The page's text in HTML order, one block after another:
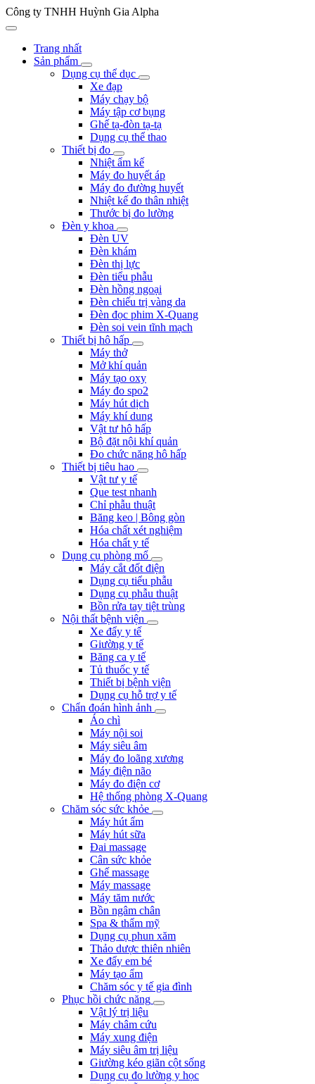
Công ty TNHH Huỳnh Gia Alpha
Trang nhất
Sản phẩm
Dụng cụ thể dục
Xe đạp
Máy chạy bộ
Máy tập cơ bụng
Ghế tạ-đòn tạ-tạ
Dụng cụ thể thao
Thiết bị đo
Nhiệt ẩm kế
Máy đo huyết áp
Máy đo đường huyết
Nhiệt kế đo thân nhiệt
Thước bị đo lường
Đèn y khoa
Đèn UV
Đèn khám
Đèn thị lực
Đèn tiểu phẫu
Đèn hồng ngoại
Đèn chiếu trị vàng da
Đèn đọc phim X-Quang
Đèn soi vein tĩnh mạch
Thiết bị hô hấp
Máy thở
Mở khí quản
Máy tạo oxy
Máy đo spo2
Máy hút dịch
Máy khí dung
Vật tư hô hấp
Bộ đặt nội khí quản
Đo chức năng hô hấp
Thiết bị tiêu hao
Vật tư y tế
Que test nhanh
Chỉ phẫu thuật
Băng keo | Bông gòn
Hóa chất xét nghiệm
Hóa chất y tế
Dụng cụ phòng mổ
Máy cắt đốt điện
Dụng cụ tiểu phẫu
Dụng cụ phẫu thuật
Bồn rửa tay tiệt trùng
Nội thất bệnh viện
Xe đẩy y tế
Giường y tế
Băng ca y tế
Tủ thuốc y tế
Thiết bị bệnh viện
Dụng cụ hỗ trợ y tế
Chẩn đoán hình ảnh
Áo chì
Máy nội soi
Máy siêu âm
Máy đo loãng xương
Máy điện não
Máy đo điện cơ
Hệ thống phòng X-Quang
Chăm sóc sức khỏe
Máy hút ẩm
Máy hút sữa
Đai massage
Cân sức khỏe
Ghế massage
Máy massage
Máy tăm nước
Bồn ngâm chân
Spa & thẩm mỹ
Dụng cụ phun xăm
Thảo dược thiên nhiên
Xe đẩy em bé
Máy tạo ẩm
Chăm sóc y tế gia đình
Phục hồi chức năng
Vật lý trị liệu
Máy châm cứu
Máy xung điện
Máy siêu âm trị liệu
Giường kéo giãn cột sống
Dụng cụ đo lường y học